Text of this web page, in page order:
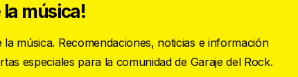
la música!
música. Recomendaciones, noticias e información
especiales para la comunidad de Garaje del Rock.